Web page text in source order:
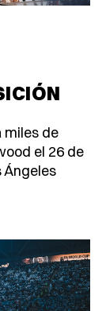
miles de
el 26 de
Ángeles